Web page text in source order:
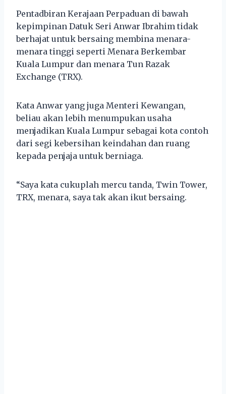
Pentadbiran Kerajaan Perpaduan di bawah
kepimpinan Datuk Seri Anwar Ibrahim tidak
berhajat untuk bersaing membina menara-
menara tinggi seperti Menara Berkembar
Kuala Lumpur dan menara Tun Razak
Exchange (TRX).
Kata Anwar yang juga Menteri Kewangan,
beliau akan lebih menumpukan usaha
menjadikan Kuala Lumpur sebagai kota contoh
dari segi kebersihan keindahan dan ruang
kepada penjaja untuk berniaga.
“Saya kata cukuplah mercu tanda, Twin Tower,
TRX, menara, saya tak akan ikut bersaing.